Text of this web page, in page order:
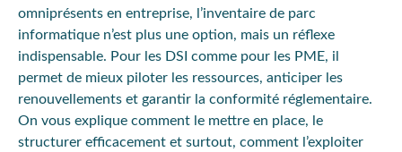
omniprésents en entreprise, l’inventaire de parc
informatique n’est plus une option, mais un réflexe
indispensable. Pour les DSI comme pour les PME, il
permet de mieux piloter les ressources, anticiper les
renouvellements et garantir la conformité réglementaire.
On vous explique comment le mettre en place, le
structurer efficacement et surtout, comment l’exploiter